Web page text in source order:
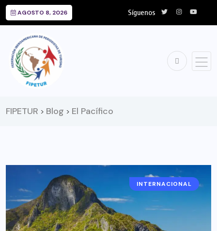
AGOSTO 8, 2026 Síguenos
FIPETUR > Blog > El Pacífico
INTERNACIONAL